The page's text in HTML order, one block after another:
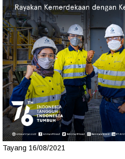
Tayang 16/08/2021